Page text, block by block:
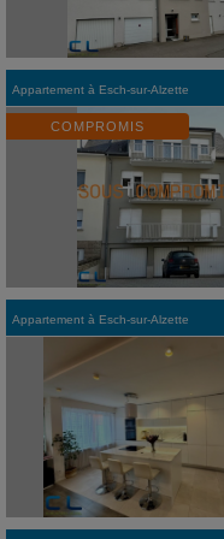
Appartement à Esch-sur-Alzette
COMPROMIS
Appartement à Esch-sur-Alzette